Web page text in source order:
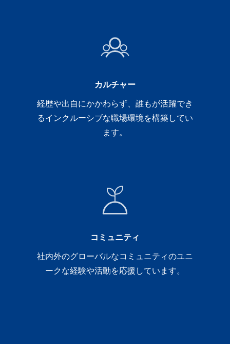
カルチャー
経歴や出自にかかわらず、誰もが活躍でき
るインクルーシブな職場環境を構築してい
ます。
コミュニティ
社内外のグローバルなコミュニティのユニ
ークな経験や活動を応援しています。